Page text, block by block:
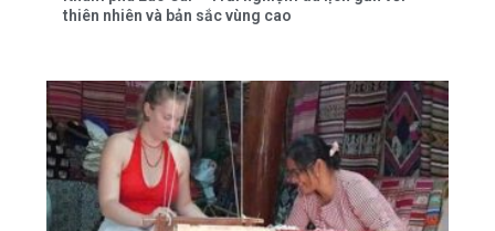
thiên nhiên và bản sắc vùng cao